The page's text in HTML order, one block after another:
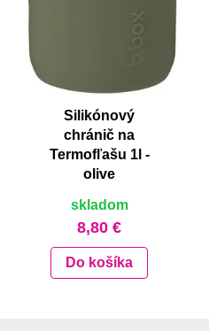
Silikónový
chránič na
Termofľašu 1l -
olive
skladom
8,80 €
Do košíka